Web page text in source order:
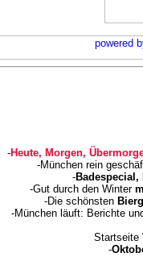
-Heute, Morgen,
-München rein
-Badespecial,
-Gut durch den Winter
-Die schönsten
-München läuft: Berichte
Startseite
-